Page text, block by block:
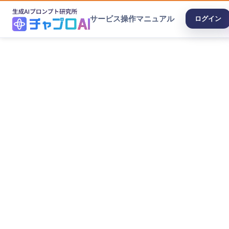
サービス操作マニュアル ログイン